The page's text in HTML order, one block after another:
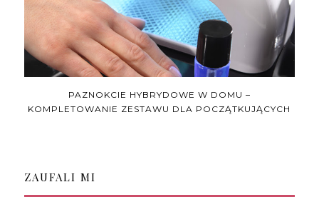
PAZNOKCIE HYBRYDOWE W DOMU –
KOMPLETOWANIE ZESTAWU DLA POCZĄTKUJĄCYCH
ZAUFALI MI